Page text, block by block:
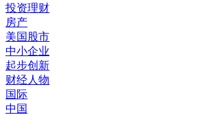
投资理财
房产
美国股市
中小企业
起步创新
财经人物
国际
中国